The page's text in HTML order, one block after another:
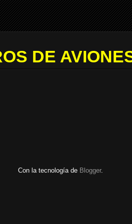
DE
Con la tecnología de Blogger.